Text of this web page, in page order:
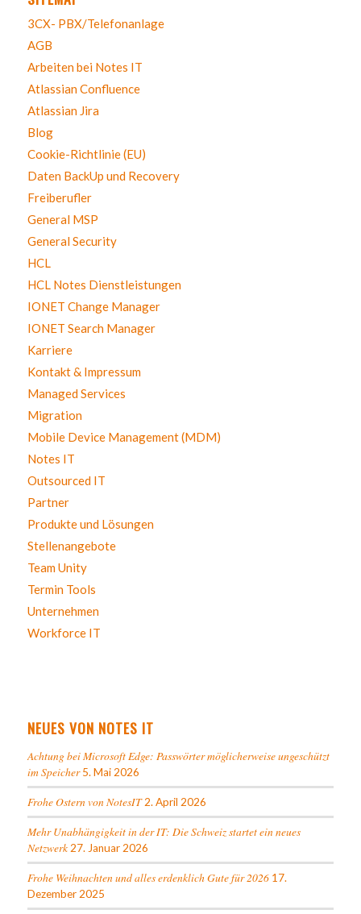
3CX- PBX/Telefonanlage
AGB
Arbeiten bei Notes IT
Atlassian Confluence
Atlassian Jira
Blog
Cookie-Richtlinie (EU)
Daten BackUp und Recovery
Freiberufler
General MSP
General Security
HCL
HCL Notes Dienstleistungen
IONET Change Manager
IONET Search Manager
Karriere
Kontakt & Impressum
Managed Services
Migration
Mobile Device Management (MDM)
Notes IT
Outsourced IT
Partner
Produkte und Lösungen
Stellenangebote
Team Unity
Termin Tools
Unternehmen
Workforce IT
NEUES VON NOTES IT
Achtung bei Microsoft Edge: Passwörter möglicherweise ungeschützt
im Speicher 5. Mai 2026
Frohe Ostern von NotesIT 2. April 2026
Mehr Unabhängigkeit in der IT: Die Schweiz startet ein neues
Netzwerk 27. Januar 2026
Frohe Weihnachten und alles erdenklich Gute für 2026 17.
Dezember 2025